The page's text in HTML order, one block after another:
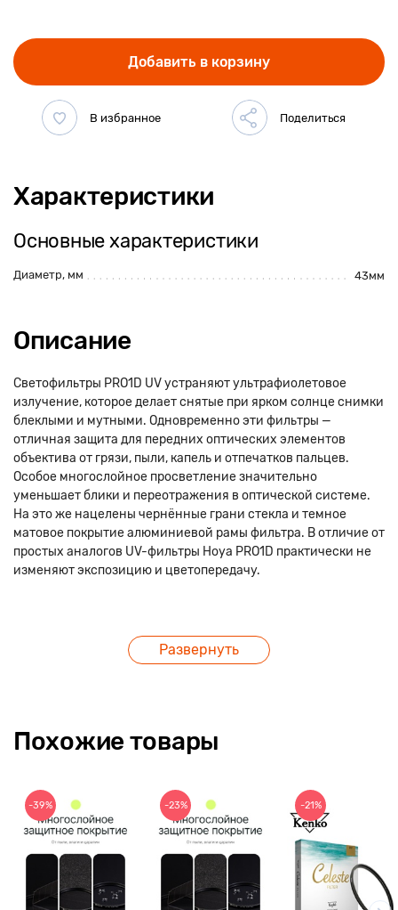
Добавить в корзину
Характеристики
Основные характеристики
Диаметр, мм 43мм
Описание
Светофильтры PRO1D UV устраняют ультрафиолетовое
излучение, которое делает снятые при ярком солнце снимки
блеклыми и мутными. Одновременно эти фильтры —
отличная защита для передних оптических элементов
объектива от грязи, пыли, капель и отпечатков пальцев.
Особое многослойное просветление значительно
уменьшает блики и переотражения в оптической системе.
На это же нацелены чернённые грани стекла и темное
матовое покрытие алюминиевой рамы фильтра. В отличие от
простых аналогов UV-фильтры Hoya PRO1D практически не
изменяют экспозицию и цветопередачу.
Развернуть
Похожие товары
-39% -23% -21%